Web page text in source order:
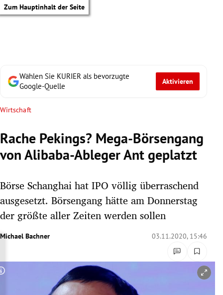
Zum Hauptinhalt der Seite
Untermenü
Untermenü
Untermenü
Wählen Sie KURIER als bevorzugte
Google-Quelle
Aktivieren
Wirtschaft
Rache Pekings? Mega-Börsengang
von Alibaba-Ableger Ant geplatzt
Börse Schanghai hat IPO völlig überraschend
ausgesetzt. Börsengang hätte am Donnerstag
der größte aller Zeiten werden sollen
Michael Bachner 03.11.2020, 15:46
Copyright-Hinweis öffnen/schließen